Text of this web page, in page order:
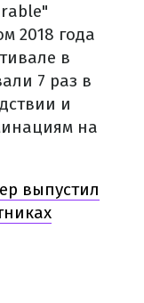
2018 года
в
7 раз в
и
на
выпустил